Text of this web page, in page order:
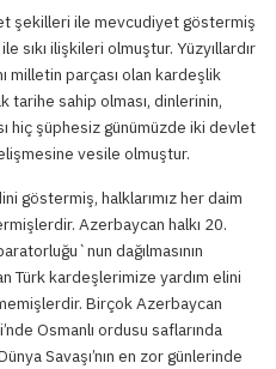
şekilleri ile mevcudiyet göstermiş
sıkı ilişkileri olmuştur. Yüzyıllardır
milletin parçası olan kardeşlik
sahip olması, dinlerinin,
hiç şüphesiz günümüzde iki devlet
vesile olmuştur.
göstermiş, halklarımız her daim
Azerbaycan halkı 20.
dağılmasının
Türk kardeşlerimize yardım elini
Birçok Azerbaycan
Osmanlı ordusu saflarında
Savaşı’nın en zor günlerinde